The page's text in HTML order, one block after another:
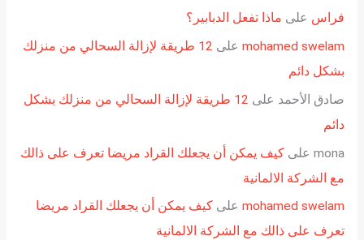
فراس على ماذا تفعل الدبابير؟
mohamed swelamعلى
12 طريقة لإزالة السحالي من منزلك
بشكل دائم
صادق الأحمد على
12 طريقة لإزالة السحالي من منزلك بشكل
دائم
monaعلى كيف يمكن أن يجعلك القراد مريضا تعرف على ذالك
مع الشركة الالمانية
mohamed swelamعلى كيف يمكن أن يجعلك القراد مريضا
تعرف على ذالك مع الشركة الالمانية